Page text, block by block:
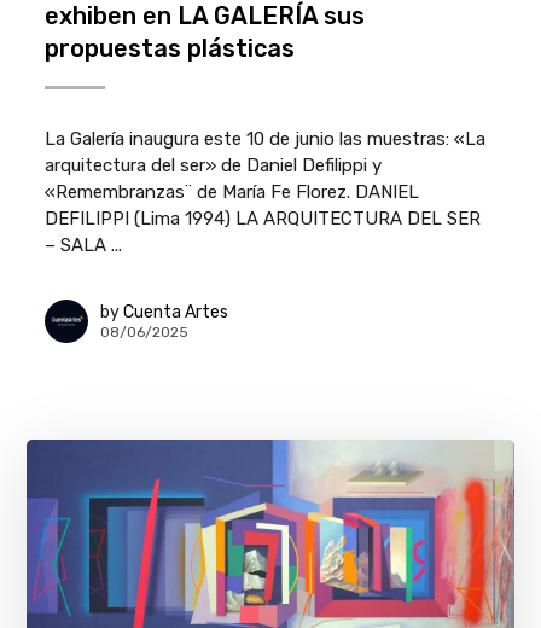
exhiben en LA GALERÍA sus
propuestas plásticas
La Galería inaugura este 10 de junio las muestras: «La
arquitectura del ser» de Daniel Defilippi y
«Remembranzas¨ de María Fe Florez. DANIEL
DEFILIPPI (Lima 1994) LA ARQUITECTURA DEL SER
– SALA ...
by Cuenta Artes
08/06/2025